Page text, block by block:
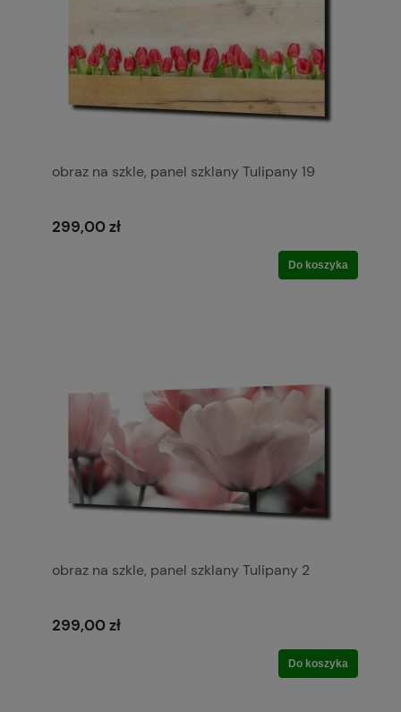
obraz na szkle, panel szklany Tulipany 19
299,00 zł
Do koszyka
obraz na szkle, panel szklany Tulipany 2
299,00 zł
Do koszyka